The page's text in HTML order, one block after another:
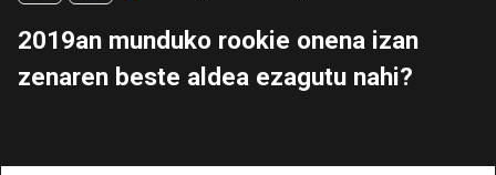
2019an munduko rookie onena izan
zenaren beste aldea ezagutu nahi?